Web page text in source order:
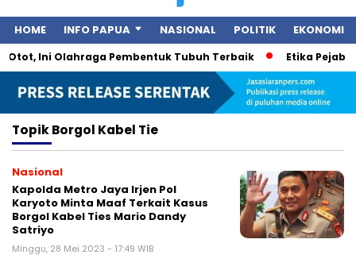
HOME INFO PAPUA NASIONAL POLITIK EKONOMI
Ini Olahraga Pembentuk Tubuh Terbaik Etika
TopikBorgol Kabel Tie
Nasional
Kapolda Metro Jaya Irjen Pol
Karyoto Minta Maaf Terkait Kasus
Borgol Kabel Ties Mario Dandy
Satriyo
Minggu, 28 Mei 2023 - 17:49 WIB